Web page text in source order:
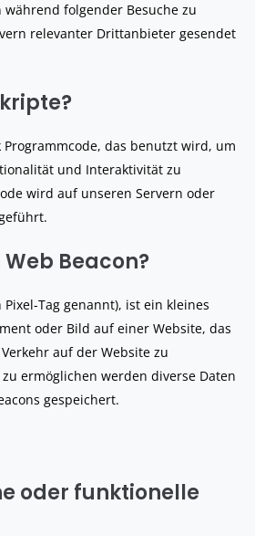
folgender Besuche zu
relevanter Drittanbieter gesendet
Programmcode, das benutzt wird, um
und Interaktivität zu
wird auf unseren Servern oder
Beacon?
Pixel-Tag genannt), ist ein kleines
oder Bild auf einer Website, das
auf der Website zu
ermöglichen werden diverse Daten
gespeichert.
oder funktionelle